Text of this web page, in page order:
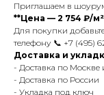
Приглашаем в
**Цена — 2 754 ₽/
Для покупки
телефону 📞 +7 (495)
Доставка и
- Доставка по
- Доставка по России
- Укладка под ключ